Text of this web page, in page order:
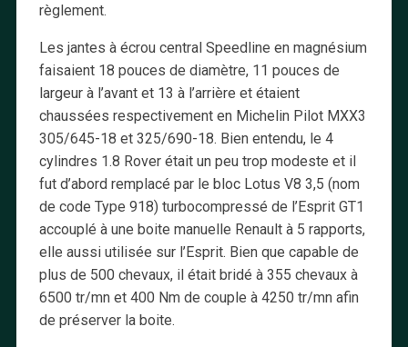
règlement.
Les jantes à écrou central Speedline en magnésium
faisaient 18 pouces de diamètre, 11 pouces de
largeur à l’avant et 13 à l’arrière et étaient
chaussées respectivement en Michelin Pilot MXX3
305/645-18 et 325/690-18. Bien entendu, le 4
cylindres 1.8 Rover était un peu trop modeste et il
fut d’abord remplacé par le bloc Lotus V8 3,5 (nom
de code Type 918) turbocompressé de l’Esprit GT1
accouplé à une boite manuelle Renault à 5 rapports,
elle aussi utilisée sur l’Esprit. Bien que capable de
plus de 500 chevaux, il était bridé à 355 chevaux à
6500 tr/mn et 400 Nm de couple à 4250 tr/mn afin
de préserver la boite.